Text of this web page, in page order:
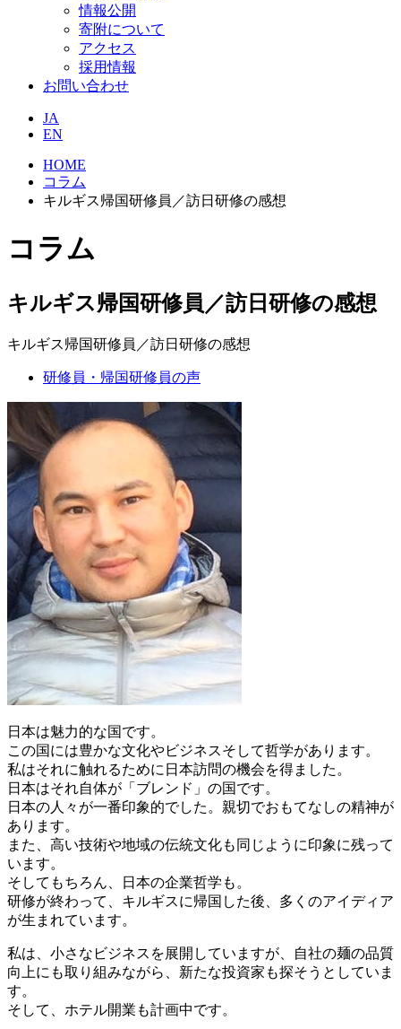
情報公開
寄附について
アクセス
採用情報
お問い合わせ
JA
EN
HOME
コラム
キルギス帰国研修員／訪日研修の感想
コラム
キルギス帰国研修員／訪日研修の感想
キルギス帰国研修員／訪日研修の感想
研修員・帰国研修員の声
日本は魅力的な国です。
この国には豊かな文化やビジネスそして哲学があります。
私はそれに触れるために日本訪問の機会を得ました。
日本はそれ自体が「ブレンド」の国です。
日本の人々が一番印象的でした。親切でおもてなしの精神が
あります。
また、高い技術や地域の伝統文化も同じように印象に残って
います。
そしてもちろん、日本の企業哲学も。
研修が終わって、キルギスに帰国した後、多くのアイディア
が生まれています。
私は、小さなビジネスを展開していますが、自社の麺の品質
向上にも取り組みながら、新たな投資家も探そうとしていま
す。
そして、ホテル開業も計画中です。